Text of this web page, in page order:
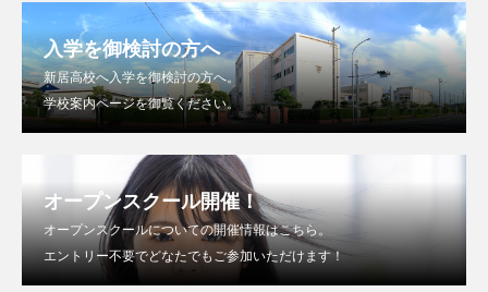
入学を御検討の方へ
新居高校へ入学を御検討の方へ。
学校案内ページを御覧ください。
オープンスクール開催！
オープンスクールについての開催情報はこちら。
エントリー不要でどなたでもご参加いただけます！